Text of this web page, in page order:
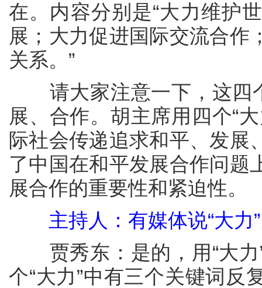
在。内容分别是“大力维护
展；大力促进国际交流合作
关系。”
请大家注意一下，这四个
展、合作。胡主席用四个“
际社会传递追求和平、发展
了中国在和平发展合作问题
展合作的重要性和紧迫性。
主持人：有媒体说“大力
贾秀东：是的，用“大力
个“大力”中有三个关键词反